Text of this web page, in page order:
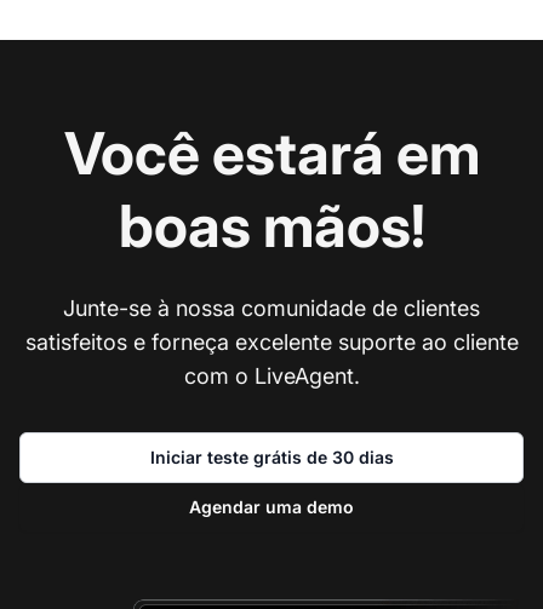
Você estará em
boas mãos!
Junte-se à nossa comunidade de clientes
satisfeitos e forneça excelente suporte ao cliente
com o LiveAgent.
Iniciar teste grátis de 30 dias
Agendar uma demo